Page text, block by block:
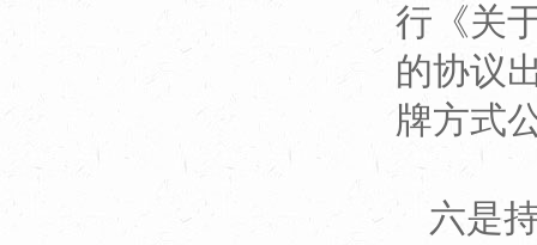
行《关
的协议
牌方式
六是